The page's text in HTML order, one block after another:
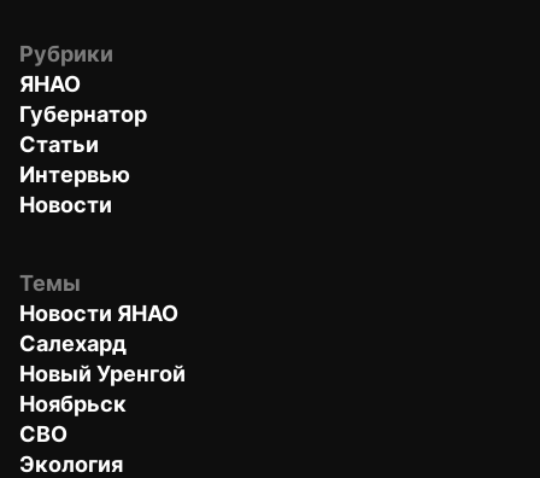
Рубрики
ЯНАО
Губернатор
Статьи
Интервью
Новости
Темы
Новости ЯНАО
Салехард
Новый Уренгой
Ноябрьск
СВО
Экология